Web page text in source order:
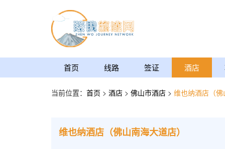
首页 线路 签证 酒店
当前位置： 首页 > 酒店 > 佛山市酒店 > 维也纳酒店（
维也纳酒店（佛山南海大道店）